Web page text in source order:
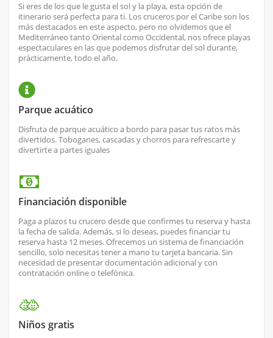
Si eres de los que le gusta el sol y la playa, esta opción de
itinerario será perfecta para ti. Los cruceros por el Caribe son los
más destacados en este aspecto, pero no olvidemos que el
Mediterráneo tanto Oriental como Occidental, nos ofrece playas
espectaculares en las que podemos disfrutar del sol durante,
prácticamente, todo el año.
Parque acuático
Disfruta de parque acuático a bordo para pasar tus ratos más
divertidos. Toboganes, cascadas y chorros para refrescarte y
divertirte a partes iguales
Financiación disponible
Paga a plazos tu crucero desde que confirmes tu reserva y hasta
la fecha de salida. Además, si lo deseas, puedes financiar tu
reserva hasta 12 meses. Ofrecemos un sistema de financiación
sencillo, solo necesitas tener a mano tu tarjeta bancaria. Sin
necesidad de presentar documentación adicional y con
contratación online o telefónica.
Niños gratis